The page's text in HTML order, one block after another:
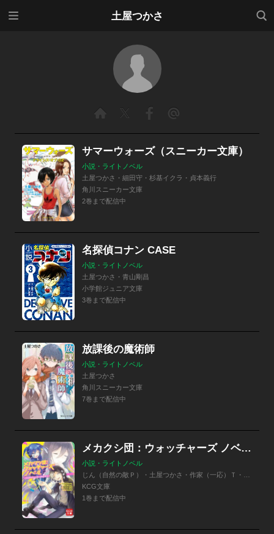
土屋つかさ
検索
サマーウォーズ（スニーカー文庫）
小説・ライトノベル
土屋つかさ・細田守・杉基イクラ・貞本義行
角川スニーカー文庫
2巻まで配信中
名探偵コナン CASE
小説・ライトノベル
土屋つかさ・青山剛昌
小学館ジュニア文庫
3巻まで配信中
放課後の魔術師
小説・ライトノベル
土屋つかさ
角川スニーカー文庫
7巻まで配信中
メカクシ団：ウォッチャーズ ノベル ～少女のキモチとぼくらのチカラ～
小説・ライトノベル
KCG文庫
1巻まで配信中